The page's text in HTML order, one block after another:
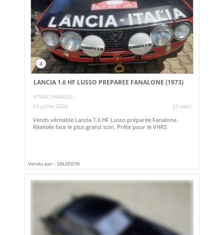
4
LANCIA 1.6 HF LUSSO PREPAREE FANALONE (1973)
VITRAC (FRANCE)
24 juillet 2026
33 vues
Vends véritable Lancia 1.6 HF Lusso préparée Fanalone.
Réalisée face le plus grand soin. Prête pour le VHRS
Vendu par : SALMSON